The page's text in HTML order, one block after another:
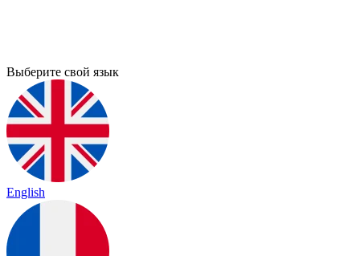
Выберите свой язык
English